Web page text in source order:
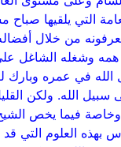
التي يلقيها صباح
من خلال
همه وشغله الشاغل
الله في عمره وبارك
سبيل الله. ولكن
فيما يخص الشيخ
بهذه العلوم التي قد